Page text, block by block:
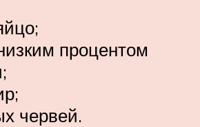
процентом
червей.